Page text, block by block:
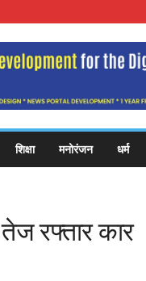
शिक्षा मनोरंजन धर्म
तेज रफ्तार कार